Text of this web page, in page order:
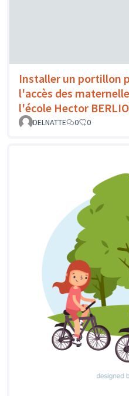
Installer un portillon
l'accès des
l'école Hector
DELNATTE 0 0